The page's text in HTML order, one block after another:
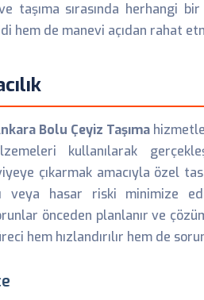
taşıma sırasında herhangi
hem de manevi açıdan rahat
Bolu Çeyiz Taşıma
kullanılarak
çıkarmak amacıyla özel
veya hasar riski minimize
önceden planlanır ve
hem hızlandırılır hem de